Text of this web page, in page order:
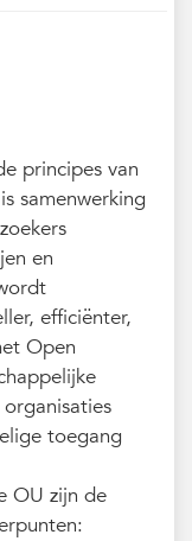
principes van
samenwerking
en
efficiënter,
Open
toegang
OU zijn de